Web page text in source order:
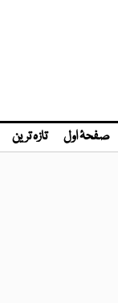
صفحۂ اول تازہ ترین